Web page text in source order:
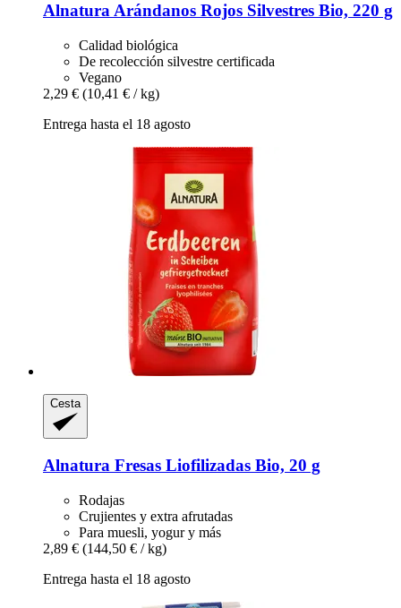
Alnatura Arándanos Rojos Silvestres Bio, 220 g
Calidad biológica
De recolección silvestre certificada
Vegano
2,29 € (10,41 € / kg)
Entrega hasta el 18 agosto
Cesta
Alnatura Fresas Liofilizadas Bio, 20 g
Rodajas
Crujientes y extra afrutadas
Para muesli, yogur y más
2,89 € (144,50 € / kg)
Entrega hasta el 18 agosto